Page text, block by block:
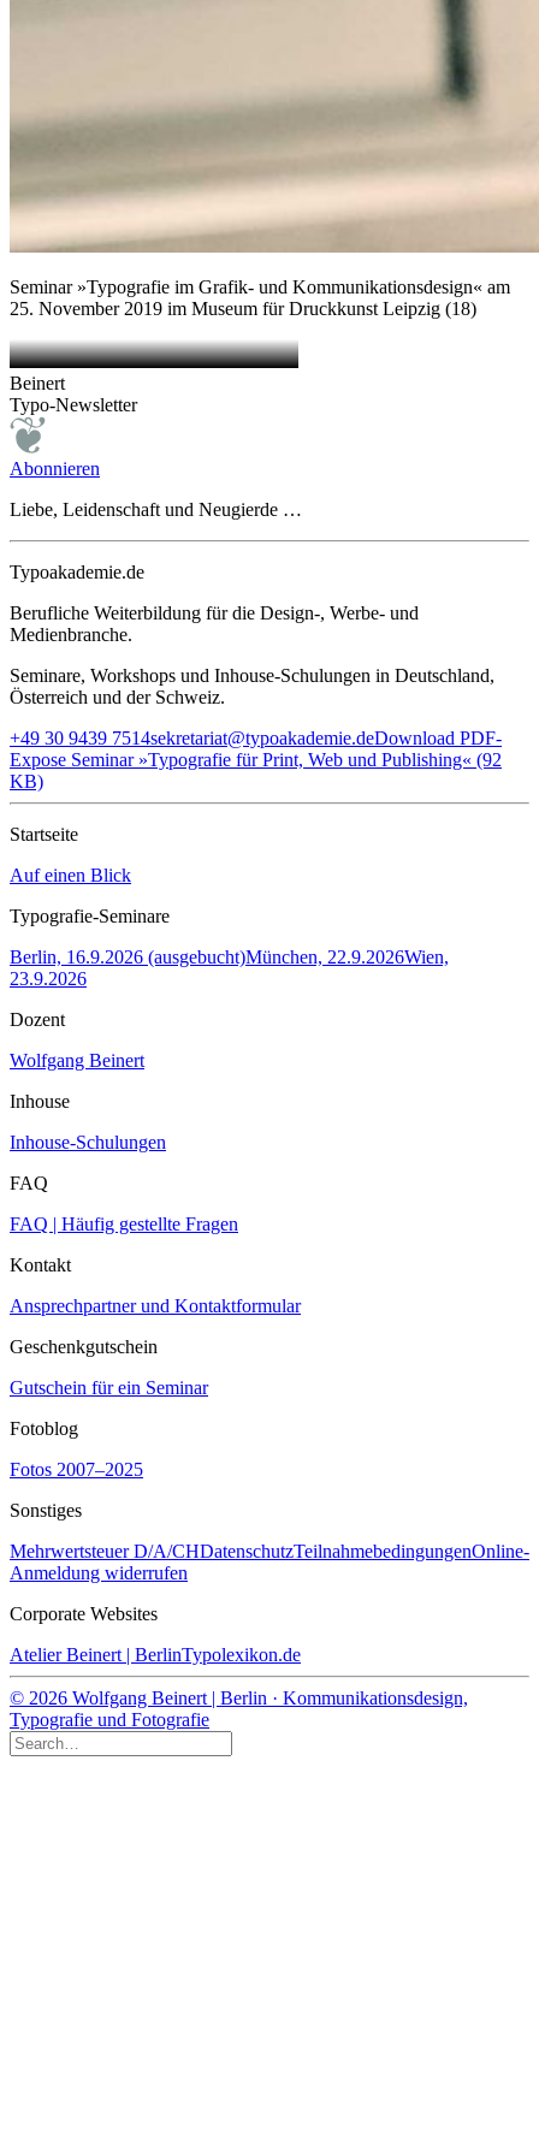
Seminar »Typografie im Grafik- und Kommunikationsdesign« am
25. November 2019 im Museum für Druckkunst Leipzig (18)
Beinert
Typo-Newsletter
Abonnieren
Liebe, Leidenschaft und Neugierde …
Typoakademie.de
Berufliche Weiterbildung für die Design-, Werbe- und
Medienbranche.
Seminare, Workshops und Inhouse-Schulungen in Deutschland,
Österreich und der Schweiz.
+49 30 9439 7514sekretariat@typoakademie.deDownload PDF-
Expose Seminar »Typografie für Print, Web und Publishing« (92
KB)
Startseite
Auf einen Blick
Typografie-Seminare
Berlin, 16.9.2026 (ausgebucht)München, 22.9.2026Wien,
23.9.2026
Dozent
Wolfgang Beinert
Inhouse
Inhouse-Schulungen
FAQ
FAQ | Häufig gestellte Fragen
Kontakt
Ansprechpartner und Kontaktformular
Geschenkgutschein
Gutschein für ein Seminar
Fotoblog
Fotos 2007–2025
Sonstiges
Mehrwertsteuer D/A/CHDatenschutzTeilnahmebedingungenOnline-
Anmeldung widerrufen
Corporate Websites
Atelier Beinert | BerlinTypolexikon.de
© 2026 Wolfgang Beinert | Berlin · Kommunikationsdesign,
Typografie und Fotografie